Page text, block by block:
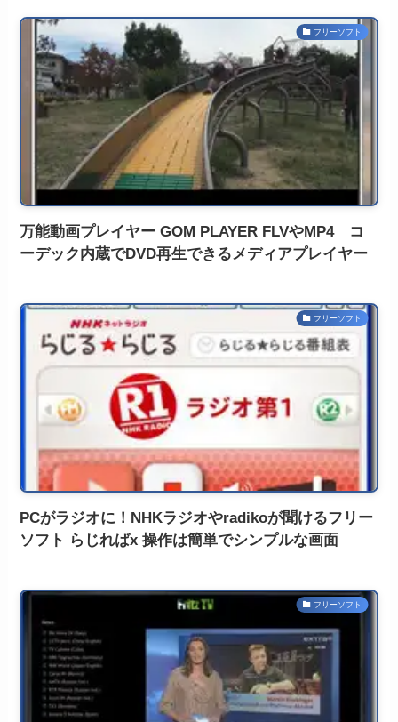
フリーソフト
万能動画プレイヤー GOM PLAYER FLVやMP4 コ
ーデック内蔵でDVD再生できるメディアプレイヤー
フリーソフト
PCがラジオに！NHKラジオやradikoが聞けるフリー
ソフト らじればx 操作は簡単でシンプルな画面
フリーソフト